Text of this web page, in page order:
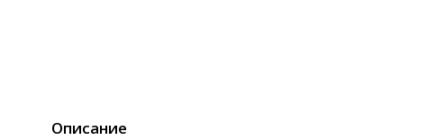
Описание